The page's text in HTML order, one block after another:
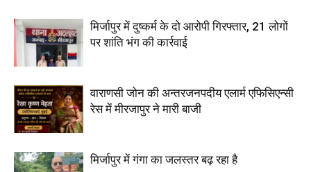
मिर्जापुर में दुष्कर्म के दो आरोपी गिरफ्तार, 21 लोगों
पर शांति भंग की कार्रवाई
वाराणसी जोन की अन्तरजनपदीय एलार्म एफिसिएन्सी
रेस में मीरजापुर ने मारी बाजी
मिर्जापुर में गंगा का जलस्तर बढ़ रहा है